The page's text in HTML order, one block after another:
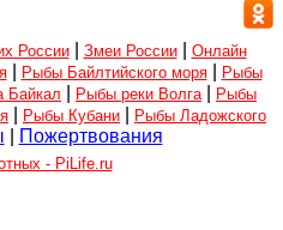
России| Змеи России| Онлайн
| Рыбы Байлтийского моря|
Рыбы
Байкал Рыбы реки Волга
Рыбы
Рыбы Кубани
Рыбы Ладожского
Пожертвования
- PiLife.ru